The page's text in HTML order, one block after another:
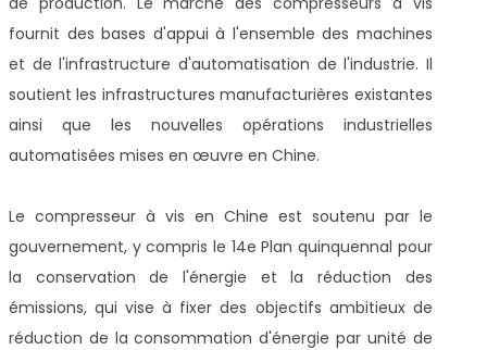
fournit des bases d'appui à l'ensemble des machines
et de l'infrastructure d'automatisation de l'industrie. Il
soutient les infrastructures manufacturières existantes
ainsi que les nouvelles opérations industrielles
automatisées mises en œuvre en Chine.
Le compresseur à vis en Chine est soutenu par le
gouvernement, y compris le 14e Plan quinquennal pour
la conservation de l'énergie et la réduction des
émissions, qui vise à fixer des objectifs ambitieux de
réduction de la consommation d'énergie par unité de